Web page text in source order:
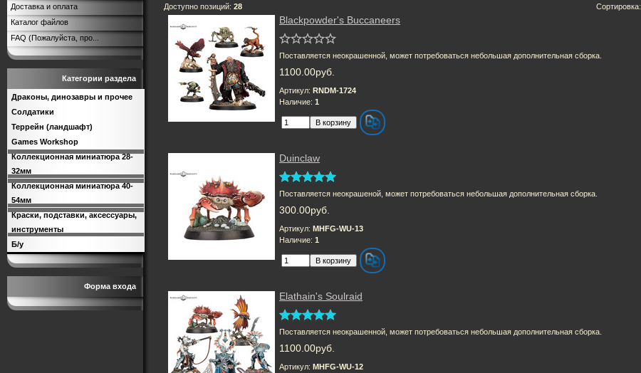
Доставка и оплата
Каталог файлов
FAQ (Пожалуйста, про...
Категории раздела
Драконы, динозавры и прочее
Солдатики
Террейн (ландшафт)
Games Workshop
Коллекционная миниатюра 28-
32мм
Коллекционная миниатюра 40-
54мм
Краски, подставки, аксессуары,
инструменты
Б/у
Форма входа
Доступно позиций: 28 Сортировка:
Blackpowder's Buccaneers
Поставляется неокрашенной, может потребоваться небольшая дополнительная сборка.
1100.00руб.
Артикул: RNDM-1724
Наличие: 1
Duinclaw
Поставляется неокрашеной, может потребоваться небольшая дополнительная сборка.
300.00руб.
Артикул: MHFG-WU-13
Наличие: 1
Elathain's Soulraid
Поставляется неокрашенной, может потребоваться небольшая дополнительная сборка.
1100.00руб.
Артикул: MHFG-WU-12